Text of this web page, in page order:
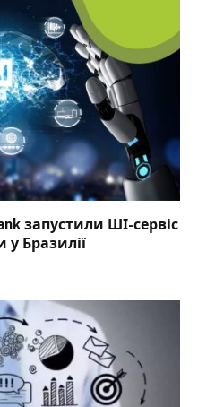
запустили ШІ-сервіс
у Бразилії